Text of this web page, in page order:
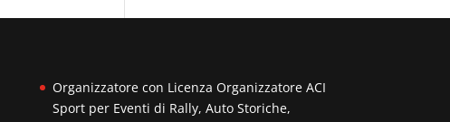
Organizzatore con Licenza Organizzatore ACI
Sport per Eventi di Rally, Auto Storiche,